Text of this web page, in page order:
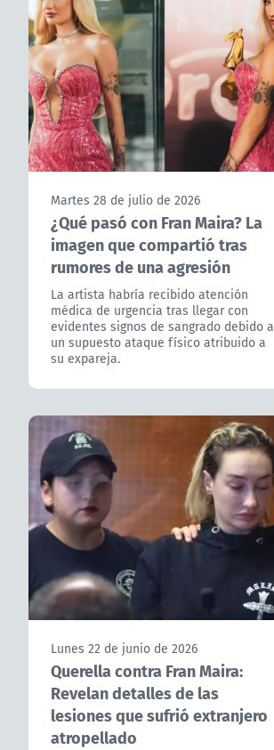
Martes 28 de julio de 2026
¿Qué pasó con Fran Maira? La
imagen que compartió tras
rumores de una agresión
La artista habría recibido atención
médica de urgencia tras llegar con
evidentes signos de sangrado debido a
un supuesto ataque físico atribuido a
su expareja.
Lunes 22 de junio de 2026
Querella contra Fran Maira:
Revelan detalles de las
lesiones que sufrió extranjero
atropellado